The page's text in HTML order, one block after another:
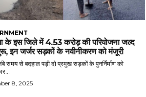
के इस जिले में 4.53 करोड़ की परियोजना जल्द
इन जर्जर सड़कों के नवीनीकरण को मंजूरी
समय से बदहाल पड़ी दो प्रमुख सड़कों के पुनर्निर्माण को
8, 2025